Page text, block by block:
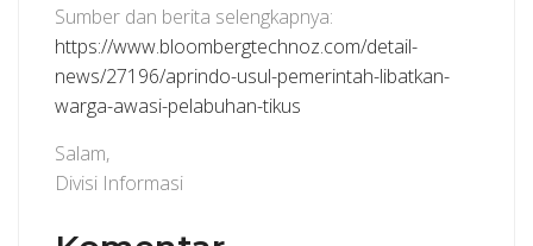
Sumber dan berita selengkapnya:
https://www.bloombergtechnoz.com/detail-
news/27196/aprindo-usul-pemerintah-libatkan-
warga-awasi-pelabuhan-tikus
Salam,
Divisi Informasi